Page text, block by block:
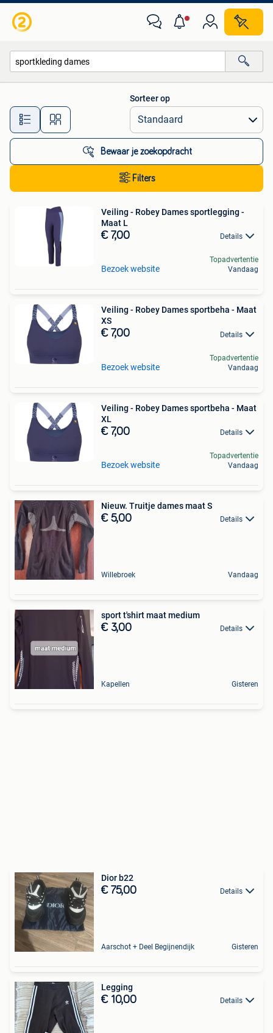
Alle afstanden…
Sorteer op
Bewaar je zoekopdracht
Filters
Veiling - Robey Dames sportlegging -
Maat L
€ 7,00 Details
Bezoek website
Topadvertentie
Vandaag
Veiling - Robey Dames sportbeha - Maat
XS
€ 7,00 Details
Bezoek website
Topadvertentie
Vandaag
Veiling - Robey Dames sportbeha - Maat
XL
€ 7,00 Details
Bezoek website
Topadvertentie
Vandaag
Nieuw. Truitje dames maat S
€ 5,00 Details
Willebroek Vandaag
sport t'shirt maat medium
€ 3,00 Details
Kapellen Gisteren
Dior b22
€ 75,00 Details
Aarschot + Deel Begijnendijk Gisteren
Legging
€ 10,00 Details